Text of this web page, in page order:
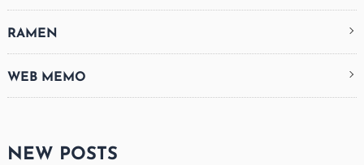
RAMEN
WEB MEMO
NEW POSTS